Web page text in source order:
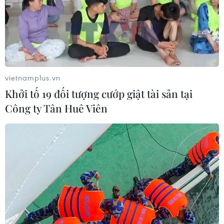
và phát triển thị trường carbon.
“Việc chủ động tuân thủ và đi trước một bước
giúp Vinamilk không chỉ giảm áp lực khi cơ chế
hạn ngạch và giao dịch carbon đi vào vận hành,
mà còn tận dụng cơ hội tối ưu chi phí ngay
trong quá trình chuyển đổi,” ông Minh chia sẻ.
vietnamplus.vn
Khởi tố 19 đối tượng cướp giật tài sản tại
Công ty Tân Huê Viên